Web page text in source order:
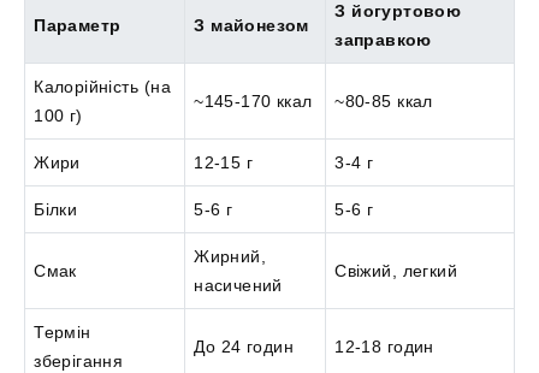
Параметр З майонезом
З йогуртовою
заправкою
Калорійність (на
100 г)
~145-170 ккал ~80-85 ккал
Жири 12-15 г 3-4 г
Білки 5-6 г 5-6 г
Смак
Жирний,
насичений
Свіжий, легкий
Термін
зберігання
До 24 годин 12-18 годин